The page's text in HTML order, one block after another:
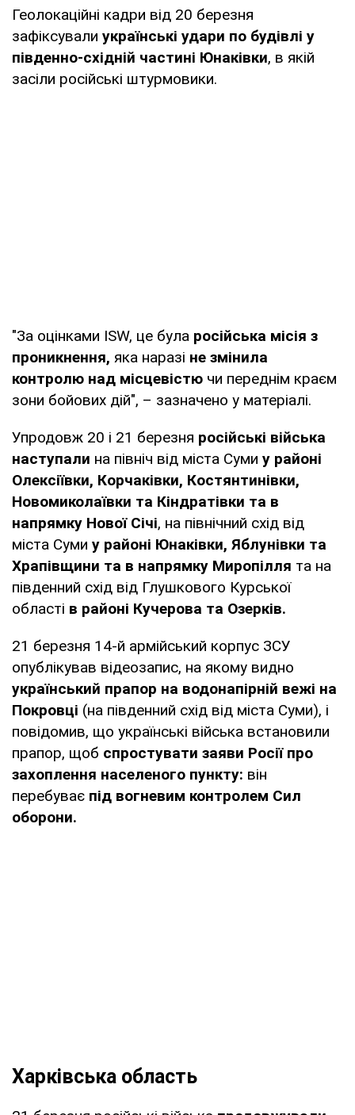
Геолокаційні кадри від 20 березня
зафіксували українські удари по будівлі у
південно-східній частині Юнаківки, в якій
засіли російські штурмовики.
"За оцінками ISW, це була російська місія з
проникнення, яка наразі не змінила
контролю над місцевістю чи переднім краєм
зони бойових дій", – зазначено у матеріалі.
Упродовж 20 і 21 березня російські війська
наступали на північ від міста Суми у районі
Олексіївки, Корчаківки, Костянтинівки,
Новомиколаївки та Кіндратівки та в
напрямку Нової Січі, на північний схід від
міста Суми у районі Юнаківки, Яблунівки та
Храпівщини та в напрямку Миропілля та на
південний схід від Глушкового Курської
області в районі Кучерова та Озерків.
21 березня 14-й армійський корпус ЗСУ
опублікував відеозапис, на якому видно
український прапор на водонапірній вежі на
Покровці (на південний схід від міста Суми), і
повідомив, що українські війська встановили
прапор, щоб спростувати заяви Росії про
захоплення населеного пункту: він
перебуває під вогневим контролем Сил
оборони.
Харківська область